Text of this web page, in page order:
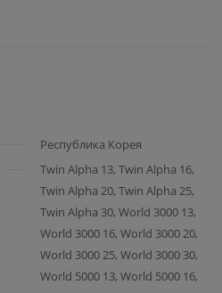
Республика Корея
Twin Alpha 13, Twin Alpha 16,
Twin Alpha 20, Twin Alpha 25,
Twin Alpha 30, World 3000 13,
World 3000 16, World 3000 20,
World 3000 25, World 3000 30,
World 5000 13, World 5000 16,